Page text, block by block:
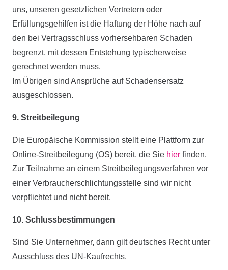
uns, unseren gesetzlichen Vertretern oder
Erfüllungsgehilfen ist die Haftung der Höhe nach auf
den bei Vertragsschluss vorhersehbaren Schaden
begrenzt, mit dessen Entstehung typischerweise
gerechnet werden muss.
Im Übrigen sind Ansprüche auf Schadensersatz
ausgeschlossen.
9. Streitbeilegung
Die Europäische Kommission stellt eine Plattform zur
Online-Streitbeilegung (OS) bereit, die Sie hier finden.
Zur Teilnahme an einem Streitbeilegungsverfahren vor
einer Verbraucherschlichtungsstelle sind wir nicht
verpflichtet und nicht bereit.
10. Schlussbestimmungen
Sind Sie Unternehmer, dann gilt deutsches Recht unter
Ausschluss des UN-Kaufrechts.